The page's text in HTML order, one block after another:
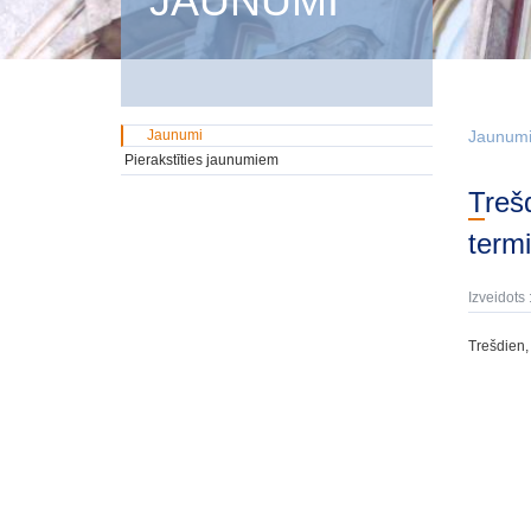
Jaunumi
Trešdien, 13. augustā tika izsolīti GMTN vērtspapīri iekšējā tirgū ar dzēšanas
Izveidots
Jaunumi
Pierakstīties jaunumiem